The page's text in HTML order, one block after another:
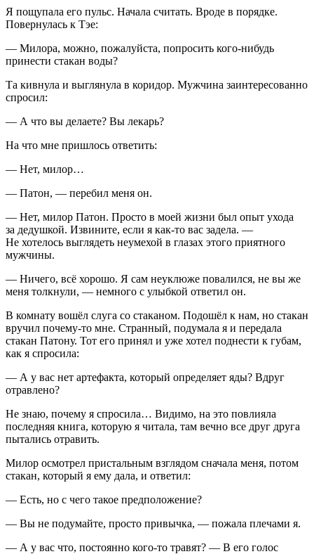
Я пощупала его пульс. Начала считать. Вроде в порядке.
Повернулась к Тэе:
— Милора, можно, пожалуйста, попросить кого-нибудь
принести стакан воды?
Та кивнула и выглянула в коридор. Мужчина заинтересованно
спросил:
— А что вы делаете? Вы лекарь?
На что мне пришлось ответить:
— Нет, милор…
— Патон, — перебил меня он.
— Нет, милор Патон. Просто в моей жизни был опыт ухода
за дедушкой. Извините, если я как-то вас задела. —
Не хотелось выглядеть неумехой в глазах этого приятного
мужчины.
— Ничего, всё хорошо. Я сам неуклюже повалился, не вы же
меня толкнули, — немного с улыбкой ответил он.
В комнату вошёл слуга со стаканом. Подошёл к нам, но стакан
вручил почему-то мне. Странный, подумала я и передала
стакан Патону. Тот его принял и уже хотел поднести к губам,
как я спросила:
— А у вас нет артефакта, который определяет яды? Вдруг
отравлено?
Не знаю, почему я спросила… Видимо, на это повлияла
последняя книга, которую я читала, там вечно все друг друга
пытались отравить.
Милор осмотрел пристальным взглядом сначала меня, потом
стакан, который я ему дала, и ответил:
— Есть, но с чего такое предположение?
— Вы не подумайте, просто привычка, — пожала плечами я.
— А у вас что, постоянно кого-то травят? — В его голос